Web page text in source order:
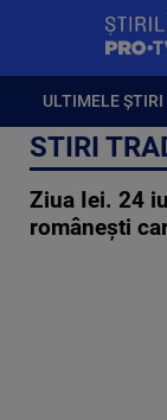
ULTIMELE ȘTIRI
STIRI
Ziua Iei. 24
românești